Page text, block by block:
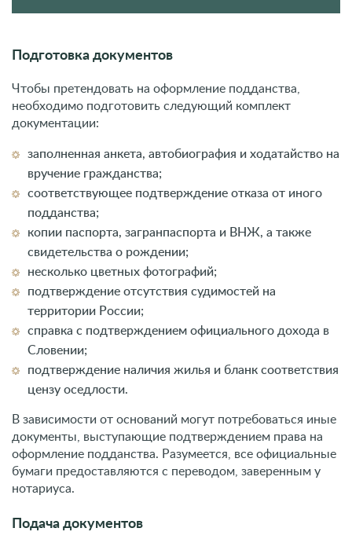
вручение гражданства;
подданства;
свидетельства о рождении;
несколько цветных фотографий;
подтверждение отсутствия судимостей на
В зависимости от оснований могут потребоваться иные
документы, выступающие подтверждением права на
оформление подданства. Разумеется, все официальные
бумаги предоставляются с переводом, заверенным у
нотариуса.
Подача документов
После подготовки всех необходимых бумаг и оплаты
государственной пошлины (квитанция прикладывается
к ходатайству), предстоит направить запрос в местную
администрацию. Обращение делается
непосредственно по месту проживания претендента на
гражданство.
Стоимость и сроки